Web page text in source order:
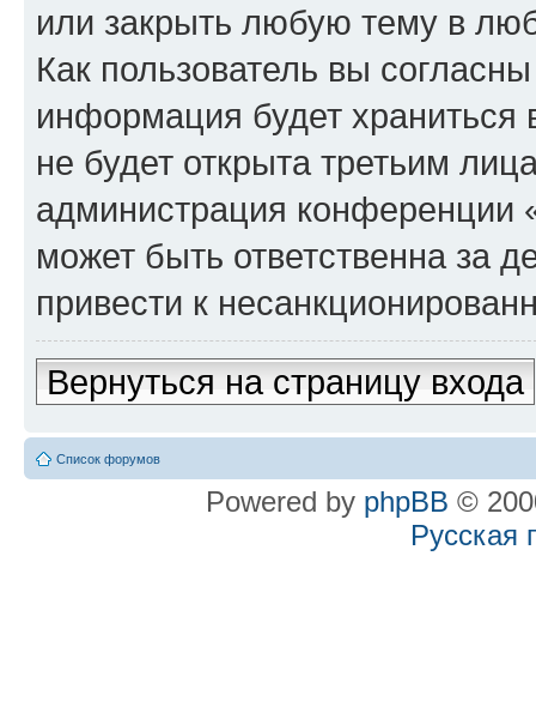
или закрыть любую тему в
Как пользователь вы
информация будет
не будет открыта третьим
администрация конференции
может быть ответственна за
привести к
Вернуться на страницу входа
Список форумов
Powered by phpBB ©
Русская